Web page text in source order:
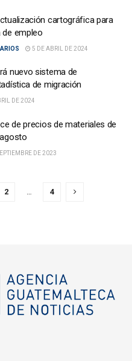
cartográfica para
de empleo
5 DE ABRIL DE 2024
nuevo sistema de
de migración
DE 2024
de precios de materiales de
DE 2023
2 … 4